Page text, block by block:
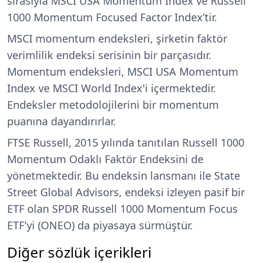
1000 Momentum Focused Factor Index’tir.
MSCI momentum endeksleri, şirketin faktör
verimlilik endeksi serisinin bir parçasıdır.
Momentum endeksleri, MSCI USA Momentum
Index ve MSCI World Index'i içermektedir.
Endeksler metodolojilerini bir momentum
puanına dayandırırlar.
FTSE Russell, 2015 yılında tanıtılan Russell 1000
Momentum Odaklı Faktör Endeksini de
yönetmektedir. Bu endeksin lansmanı ile State
Street Global Advisors, endeksi izleyen pasif bir
ETF olan SPDR Russell 1000 Momentum Focus
ETF'yi (ONEO) da piyasaya sürmüştür.
Diğer sözlük içerikleri